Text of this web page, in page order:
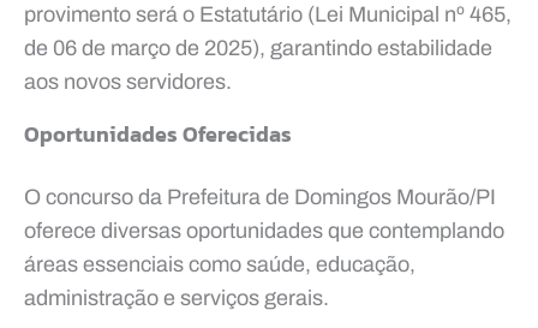
provimento será o Estatutário (Lei Municipal nº 465,
de 06 de março de 2025), garantindo estabilidade
aos novos servidores.
Oportunidades Oferecidas
O concurso da Prefeitura de Domingos Mourão/PI
oferece diversas oportunidades que contemplando
áreas essenciais como saúde, educação,
administração e serviços gerais.